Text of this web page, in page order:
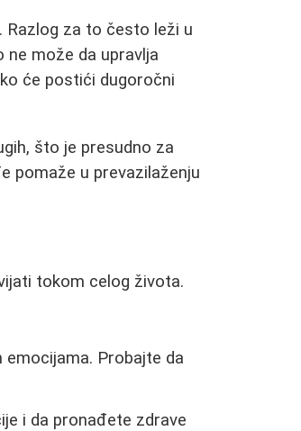
Razlog za to često leži u
ne može da upravlja
će postići dugoročni
što je presudno za
pomaže u prevazilaženju
tokom celog života.
Probajte da
i da pronađete zdrave